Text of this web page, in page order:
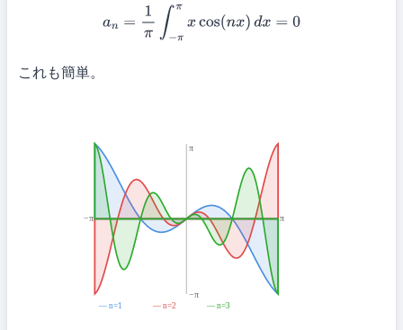
=1 ∫− πx cos(nx)d x=0
これも簡単。
−π π
π
−π
― n=1 ― n=2 ― n=3